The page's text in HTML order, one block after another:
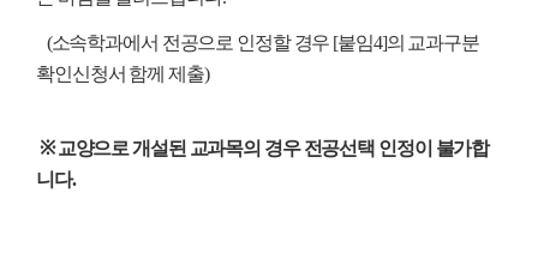
(소속학과에서 전공으로 인정할 경우 [붙임4]의 교과구분
확인신청서 함께 제출)
※ 교양으로 개설된 교과목의 경우 전공선택 인정이 불가합
니다.